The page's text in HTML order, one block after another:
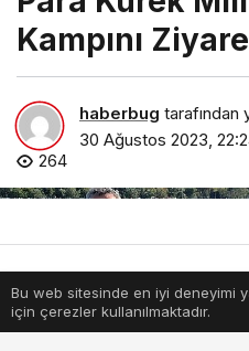
Kampını
haberbug tarafından
30 Ağustos 2023,
264
Bu web sitesinde en iyi deneyimi
için çerezler kullanılmaktadır.
Anasayfa Akış